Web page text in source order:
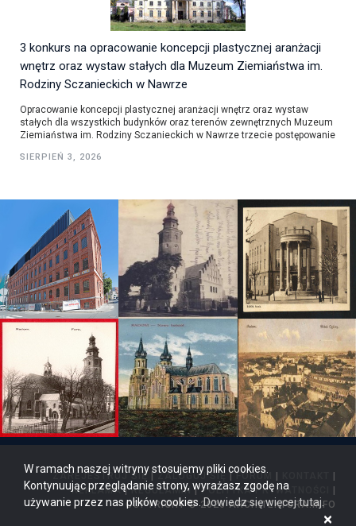
3 konkurs na opracowanie koncepcji plastycznej aranżacji
wnętrz oraz wystaw stałych dla Muzeum Ziemiaństwa im.
Rodziny Sczanieckich w Nawrze
Opracowanie koncepcji plastycznej aranżacji wnętrz oraz wystaw
stałych dla wszystkich budynków oraz terenów zewnętrznych Muzeum
Ziemiaństwa im. Rodziny Sczanieckich w Nawrze trzecie postępowanie
SIERPIEŃ 3, 2026
ZAREJESTRUJ SIĘ |ZALOGUJ SIĘ |FORUM |
|
REKLAMA|REGULAMIN |POLITYKA PRYWATNOŚCI
|
COPYRIGHT © 2026 ARCHITEKTURA.INFO
W ramach naszej witryny stosujemy pliki cookies.
Kontynuując przeglądanie strony, wyrażasz zgodę na
używanie przez nas plików cookies.Dowiedz się więcej tutaj.
×